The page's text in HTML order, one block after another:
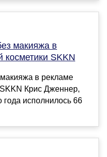
макияжа в
косметики SKKN
в рекламе
Крис Дженнер,
года исполнилось 66